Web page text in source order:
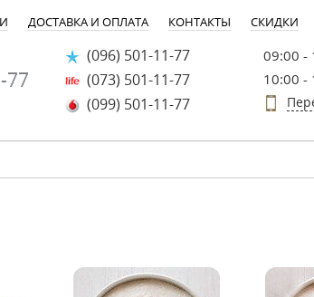
ДОСТАВКА И ОПЛАТА КОНТАКТЫ СКИДКИ
77
(096) 501-11-77
(073) 501-11-77
(099) 501-11-77
09:00 -
10:00 -